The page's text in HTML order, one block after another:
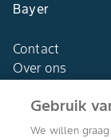
Bayer
Contact
Over ons
Gebruik
We willen